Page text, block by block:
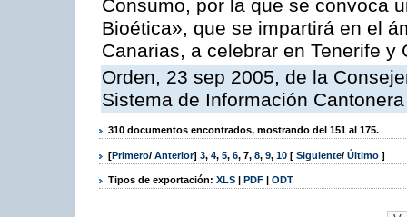
Consumo, por la que se convoca
Bioética», que se impartirá en el
Canarias, a celebrar en Tenerife y
Orden, 23 sep 2005, de la
Sistema de Información Cantonera
310 documentos encontrados, mostrando del 151 al 175.
[Primero/ Anterior] 3, 4, 5, 6, 7, 8, 9, 10 [ Siguiente/ Último ]
Tipos de exportación: XLS | PDF | ODT